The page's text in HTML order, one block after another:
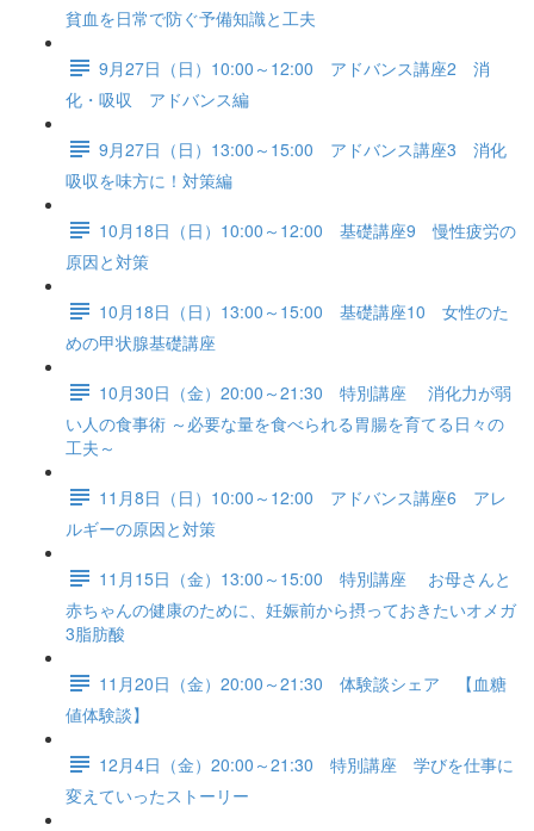
貧血を日常で防ぐ予備知識と工夫
9月27日（日）10:00～12:00 アドバンス講座2 消
化・吸収 アドバンス編
9月27日（日）13:00～15:00 アドバンス講座3 消化
吸収を味方に！対策編
10月18日（日）10:00～12:00 基礎講座9 慢性疲労の
原因と対策
10月18日（日）13:00～15:00 基礎講座10 女性のた
めの甲状腺基礎講座
10月30日（金）20:00～21:30 特別講座 消化力が弱
い人の食事術 ～必要な量を食べられる胃腸を育てる日々の
工夫～
11月8日（日）10:00～12:00 アドバンス講座6 アレ
ルギーの原因と対策
11月15日（金）13:00～15:00 特別講座 お母さんと
赤ちゃんの健康のために、妊娠前から摂っておきたいオメガ
3脂肪酸
11月20日（金）20:00～21:30 体験談シェア 【血糖
値体験談】
12月4日（金）20:00～21:30 特別講座 学びを仕事に
変えていったストーリー